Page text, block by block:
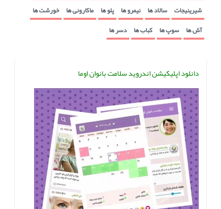
شیرینیجات سالاد ها نیمرو ها پلو ها ماکارونی ها خورشت ها
آش ها سوپ ها کباب ها دسر ها
دانلود اپلیکیشن اندروید سلامت بانوان اوما